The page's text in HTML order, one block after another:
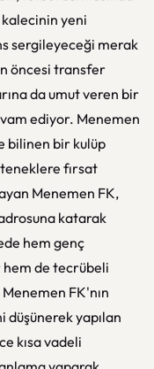
yeni
sergileyeceği merak
öncesi transfer
da umut veren bir
ediyor. Menemen
bilinen bir kulüp
fırsat
Menemen FK,
katarak
hem genç
hem de tecrübeli
FK'nın
düşünerek yapılan
kısa vadeli